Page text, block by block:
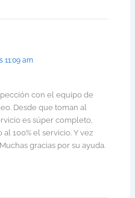
11:09 am
con el equipo de
Desde que toman al
es súper completo,
100% el servicio. Y vez
gracias por su ayuda.